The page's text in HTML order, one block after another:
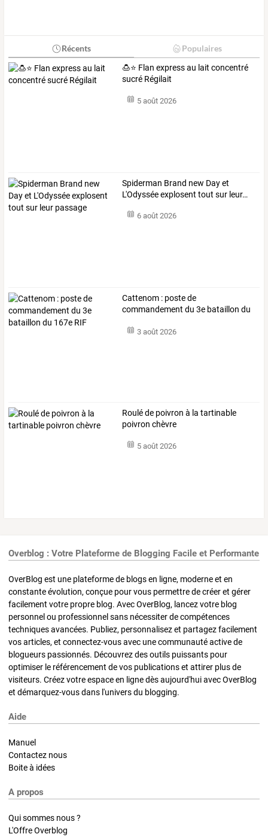
Récents Populaires
🍮⭐ Flan express au lait concentré
sucré Régilait
5 août 2026
Spiderman Brand new Dayet
L'Odysséeexplosent tout sur leur…
6 août 2026
Cattenom : poste de
commandement du 3e bataillon du
3 août 2026
Roulé de poivron à la tartinable
poivron chèvre
5 août 2026
Overblog : Votre Plateforme de Blogging Facile et Performante
OverBlog est une plateforme de blogs en ligne, moderne et en
constante évolution, conçue pour vous permettre de créer et gérer
facilement votre propre blog. Avec OverBlog, lancez votre blog
personnel ou professionnel sans nécessiter de compétences
techniques avancées. Publiez, personnalisez et partagez facilement
vos articles, et connectez-vous avec une communauté active de
blogueurs passionnés. Découvrez des outils puissants pour
optimiser le référencement de vos publications et attirer plus de
visiteurs. Créez votre espace en ligne dès aujourd'hui avec OverBlog
et démarquez-vous dans l'univers du blogging.
Aide
Manuel
Contactez nous
Boite à idées
A propos
Qui sommes nous ?
L'Offre Overblog